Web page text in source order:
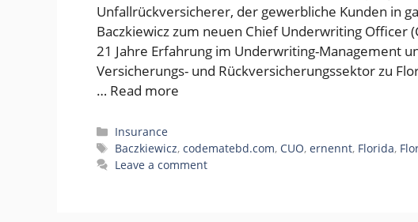
Unfallrückversicherer, der gewerbliche Kunden in
Baczkiewicz zum neuen Chief Underwriting Officer
21 Jahre Erfahrung im Underwriting-Management
Versicherungs- und Rückversicherungssektor zu
… Read more
Categories
Insurance
Tags
Baczkiewicz,codematebd.com, CUO,ernennt, Florida,
Leave a comment